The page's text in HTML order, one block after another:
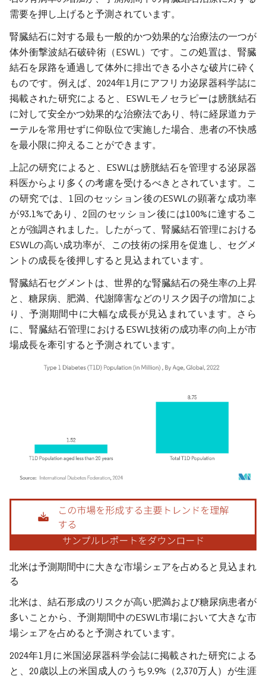
需要を押し上げると予測されています。
腎臓結石に対する最も一般的かつ効果的な治療法の一つが
体外衝撃波結石破砕術（ESWL）です。この処置は、腎臓
結石を尿路を通過して体外に排出できる小さな破片に砕く
ものです。例えば、2024年1月にアフリカ泌尿器科学誌に
掲載された研究によると、ESWLモノセラピーは膀胱結石
に対して安全かつ効果的な治療法であり、特に経尿道カテ
ーテルを常用せずに仰臥位で実施した場合、患者の不快感
を最小限に抑えることができます。
上記の研究によると、ESWLは膀胱結石を管理する泌尿器
科医からより多くの考慮を受けるべきとされています。こ
の研究では、1回のセッション後のESWLの顕著な成功率
が93.1%であり、2回のセッション後には100%に達するこ
とが強調されました。したがって、腎臓結石管理における
ESWLの高い成功率が、この技術の採用を促進し、セグメ
ントの成長を後押しすると見込まれています。
腎臓結石セグメントは、世界的な腎臓結石の発生率の上昇
と、糖尿病、肥満、代謝障害などのリスク因子の増加によ
り、予測期間中に大幅な成長が見込まれています。さら
に、腎臓結石管理におけるESWL技術の成功率の向上が市
場成長を牽引すると予測されています。
画像 © Mordor Intelligence。再利用にはCC BY 4.0の表示が必要です。
北米は予測期間中に大きな市場シェアを占めると見込まれ
る
北米は、結石形成のリスクが高い肥満および糖尿病患者が
多いことから、予測期間中のESWL市場において大きな市
場シェアを占めると予測されています。
2024年1月に米国泌尿器科学会誌に掲載された研究による
と、20歳以上の米国成人のうち9.9%（2,370万人）が生涯